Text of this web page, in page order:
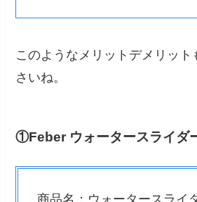
このようなメリットデメリッ
さいね。
①Feber ウォータースライダ